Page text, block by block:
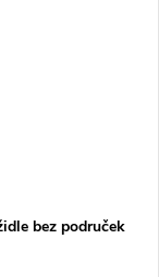
bez područek